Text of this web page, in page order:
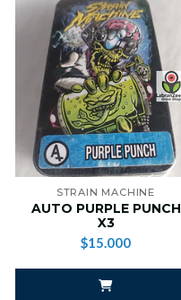
STRAIN MACHINE
AUTO PURPLE PUNCH
X3
$15.000